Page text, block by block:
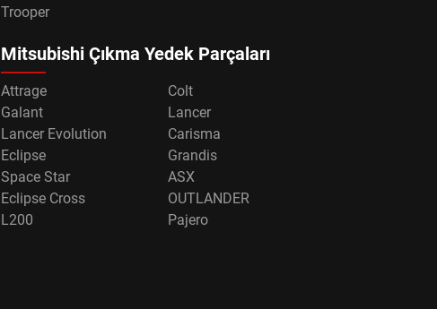
Trooper
Mitsubishi Çıkma Yedek Parçaları
Attrage
Colt
Galant
Lancer
Lancer Evolution
Carisma
Eclipse
Grandis
Space Star
ASX
Eclipse Cross
OUTLANDER
L200
Pajero